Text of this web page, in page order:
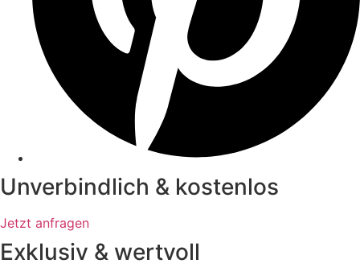
Unverbindlich & kostenlos
Jetzt anfragen
Exklusiv & wertvoll